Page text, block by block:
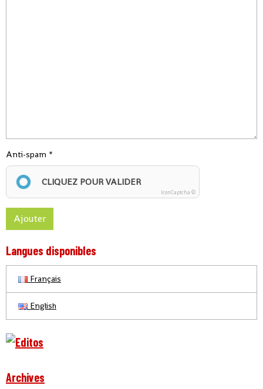
Anti-spam
CLIQUEZ POUR VALIDER
IconCaptcha ©
Ajouter
Langues disponibles
Français
English
Archives